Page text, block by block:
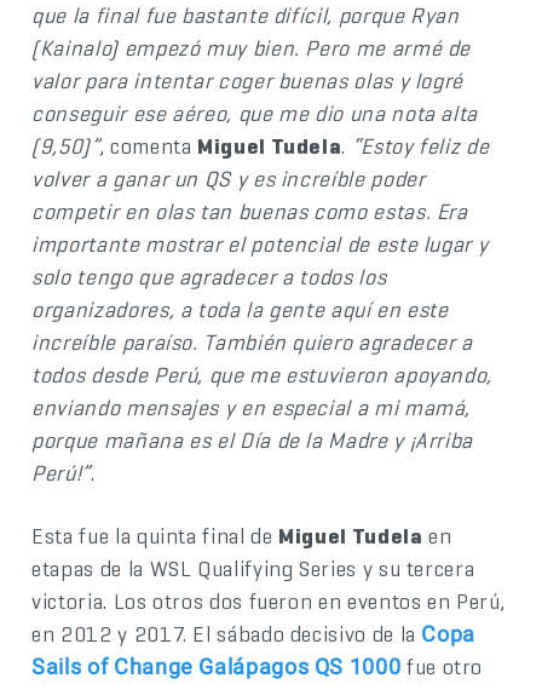
que la final fue bastante difícil, porque Ryan
(Kainalo) empezó muy bien. Pero me armé de
valor para intentar coger buenas olas y logré
conseguir ese aéreo, que me dio una nota alta
(9,50)”, comenta Miguel Tudela. “Estoy feliz de
volver a ganar un QS y es increíble poder
competir en olas tan buenas como estas. Era
importante mostrar el potencial de este lugar y
solo tengo que agradecer a todos los
organizadores, a toda la gente aquí en este
increíble paraíso. También quiero agradecer a
todos desde Perú, que me estuvieron apoyando,
enviando mensajes y en especial a mi mamá,
porque mañana es el Día de la Madre y ¡Arriba
Perú!”.
Esta fue la quinta final de Miguel Tudela en
etapas de la WSL Qualifying Series y su tercera
victoria. Los otros dos fueron en eventos en Perú,
en 2012 y 2017. El sábado decisivo de la Copa
Sails of Change Galápagos QS 1000 fue otro